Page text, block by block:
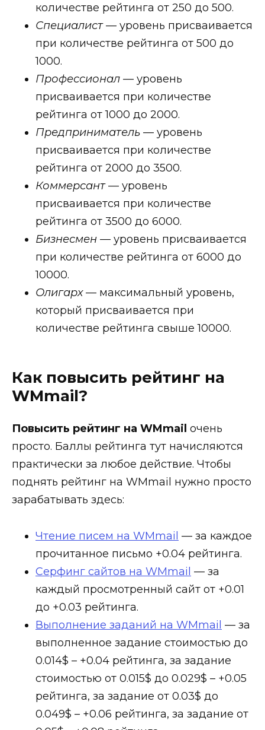
количестве рейтинга от 250 до 500.
Специалист— уровень присваивается
при количестве рейтинга от 500 до
1000.
Профессионал — уровень
присваивается при количестве
рейтинга от 1000 до 2000.
Предприниматель — уровень
присваивается при количестве
рейтинга от 2000 до 3500.
Коммерсант— уровень
присваивается при количестве
рейтинга от 3500 до 6000.
Бизнесмен — уровень присваивается
при количестве рейтинга от 6000 до
10000.
Олигарх— максимальный уровень,
который присваивается при
количестве рейтинга свыше 10000.
Как повысить рейтинг на
WMmail?
Повысить рейтинг на WMmail очень
просто. Баллы рейтинга тут начисляются
практически за любое действие. Чтобы
поднять рейтинг на WMmail нужно просто
зарабатывать здесь:
Чтение писем на WMmail — за каждое
прочитанное письмо +0.04 рейтинга.
Серфинг сайтов на WMmail — за
каждый просмотренный сайт от +0.01
до +0.03 рейтинга.
Выполнение заданий на WMmail — за
выполненное задание стоимостью до
0.014$ – +0.04 рейтинга, за задание
стоимостью от 0.015$ до 0.029$ – +0.05
рейтинга, за задание от 0.03$ до
0.049$ – +0.06 рейтинга, за задание от